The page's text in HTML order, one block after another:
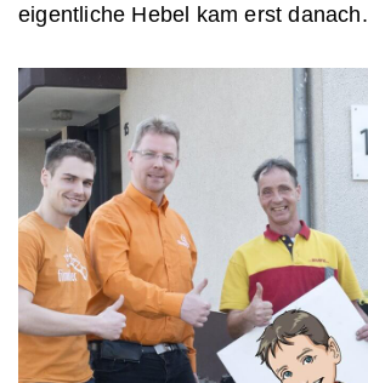
eigentliche Hebel kam erst danach.